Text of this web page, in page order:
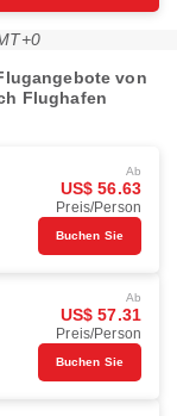
von
Flughafen
Ab
US$ 56.63
Preis/Person
Buchen Sie
Ab
US$ 57.31
Preis/Person
Buchen Sie